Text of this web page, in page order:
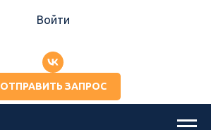
Войти
ОТПРАВИТЬ ЗАПРОС